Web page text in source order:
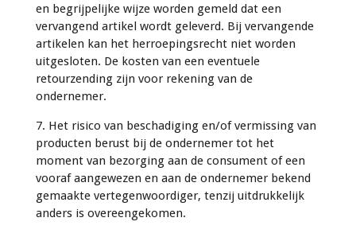
en begrijpelijke wijze worden gemeld dat een
vervangend artikel wordt geleverd. Bij vervangende
artikelen kan het herroepingsrecht niet worden
uitgesloten. De kosten van een eventuele
retourzending zijn voor rekening van de
ondernemer.
7. Het risico van beschadiging en/of vermissing van
producten berust bij de ondernemer tot het
moment van bezorging aan de consument of een
vooraf aangewezen en aan de ondernemer bekend
gemaakte vertegenwoordiger, tenzij uitdrukkelijk
anders is overeengekomen.